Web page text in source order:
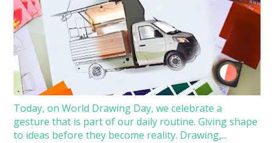
Today, on World Drawing Day, we celebrate a
gesture that is part of our daily routine. Giving shape
to ideas before they become reality. Drawing,...